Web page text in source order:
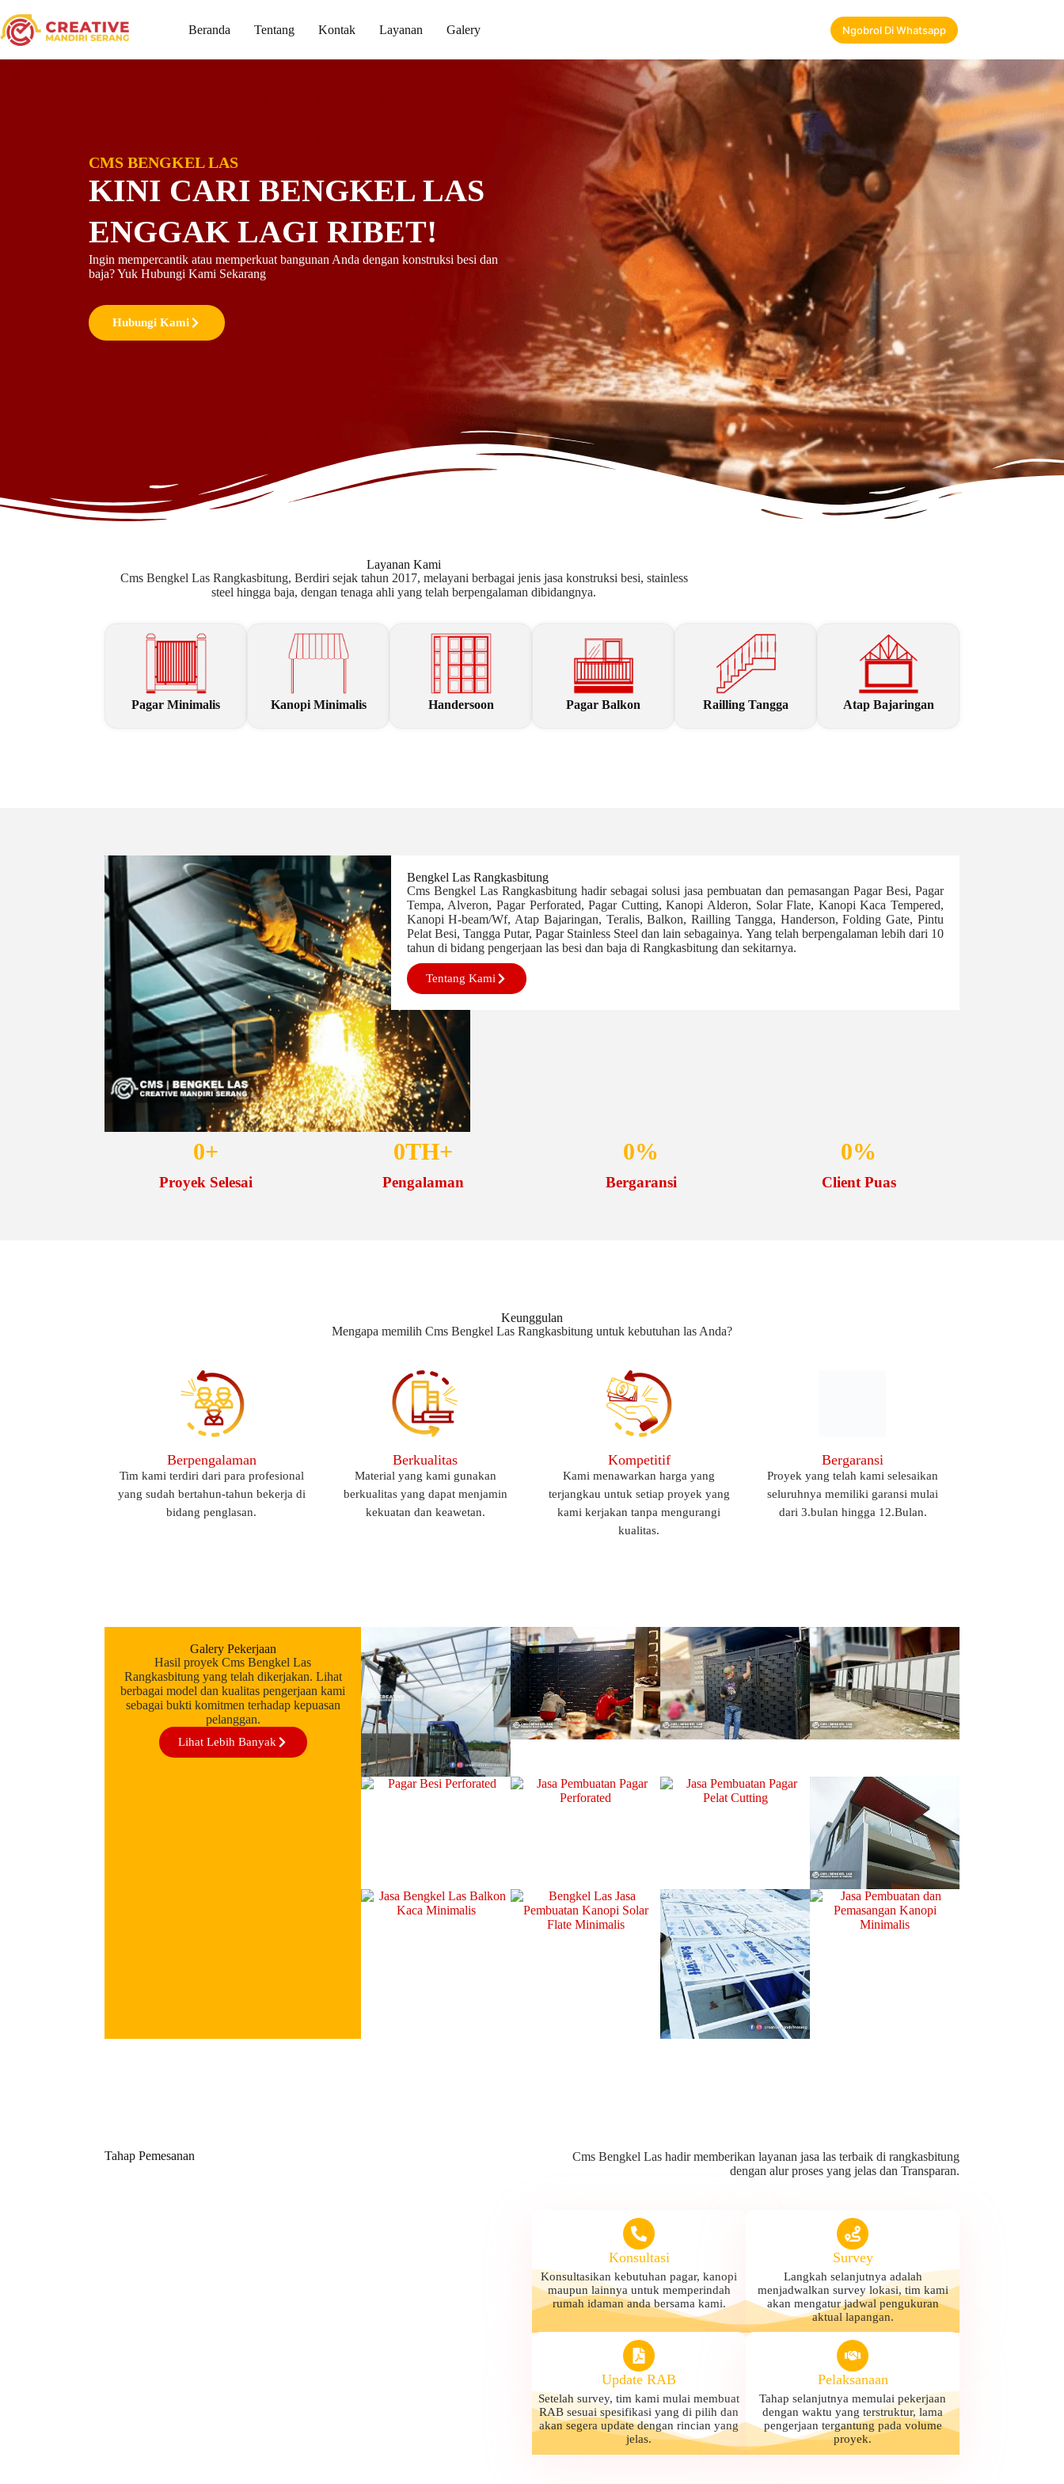
Beranda Tentang Kontak Layanan Galery Ngobrol Di Whatsapp
CMS BENGKEL LAS
KINI CARI BENGKEL LAS
ENGGAK LAGI RIBET!
Ingin mempercantik atau memperkuat bangunan Anda dengan konstruksi besi dan
baja? Yuk Hubungi Kami Sekarang
Hubungi Kami
Layanan Kami
Cms Bengkel Las Rangkasbitung, Berdiri sejak tahun 2017, melayani berbagai jenis jasa konstruksi besi, stainless
steel hingga baja, dengan tenaga ahli yang telah berpengalaman dibidangnya.
Pagar Minimalis Kanopi Minimalis Handersoon Pagar Balkon Railling Tangga Atap Bajaringan
Bengkel Las Rangkasbitung
Cms Bengkel Las Rangkasbitung hadir sebagai solusi jasa pembuatan dan pemasangan Pagar Besi, Pagar
Tempa, Alveron, Pagar Perforated, Pagar Cutting, Kanopi Alderon, Solar Flate, Kanopi Kaca Tempered,
Kanopi H-beam/Wf, Atap Bajaringan, Teralis, Balkon, Railling Tangga, Handerson, Folding Gate, Pintu
Pelat Besi, Tangga Putar, Pagar Stainless Steel dan lain sebagainya. Yang telah berpengalaman lebih dari 10
tahun di bidang pengerjaan las besi dan baja di Rangkasbitung dan sekitarnya.
Tentang Kami
Proyek Selesai
0+
Pengalaman
0TH+
Bergaransi
0%
Client Puas
0%
Keunggulan
Mengapa memilih Cms Bengkel Las Rangkasbitung untuk kebutuhan las Anda?
Berpengalaman
Tim kami terdiri dari para profesional
yang sudah bertahun-tahun bekerja di
bidang penglasan.
Berkualitas
Material yang kami gunakan
berkualitas yang dapat menjamin
kekuatan dan keawetan.
Kompetitif
Kami menawarkan harga yang
terjangkau untuk setiap proyek yang
kami kerjakan tanpa mengurangi
kualitas.
dari 3.bulan hingga 12.Bulan.
Galery Pekerjaan
Hasil proyek Cms Bengkel Las
Rangkasbitung yang telah dikerjakan. Lihat
berbagai model dan kualitas pengerjaan kami
sebagai bukti komitmen terhadap kepuasan
pelanggan.
Lihat Lebih Banyak
Tahap Pemesanan
Cms Bengkel Las hadir memberikan layanan jasa las terbaik di rangkasbitung
dengan alur proses yang jelas dan Transparan.
Konsultasi
Konsultasikan kebutuhan pagar, kanopi
maupun lainnya untuk memperindah
rumah idaman anda bersama kami.
Survey
Langkah selanjutnya adalah
menjadwalkan survey lokasi, tim kami
akan mengatur jadwal pengukuran
aktual lapangan.
Update RAB
Setelah survey, tim kami mulai membuat
RAB sesuai spesifikasi yang di pilih dan
akan segera update dengan rincian yang
jelas.
Pelaksanaan
Tahap selanjutnya memulai pekerjaan
dengan waktu yang terstruktur, lama
pengerjaan tergantung pada volume
proyek.